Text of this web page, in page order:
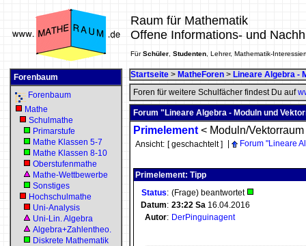
Raum für Mathematik
Offene Informations- und
FürSchüler Studenten , Lehrer, Mathematik-
Forenbaum
Forenbaum
Mathe
Schulmathe
Primarstufe
Mathe Klassen 5-7
Mathe Klassen 8-10
Oberstufenmathe
Mathe-Wettbewerbe
Sonstiges
Hochschulmathe
Uni-Analysis
Uni-Lin. Algebra
Algebra+Zahlentheo.
Diskrete Mathematik
Startseite > MatheForen > Lineare Algebra -
Foren für weitere Schulfächer findest Du auf
Forum "Lineare Algebra - Moduln und
Primelement < Moduln/Vektorraum
Ansicht: [ geschachtelt ] Forum "Lineare
Primelement: Tipp
Status: (Frage) beantwortet
Datum: 23:22 Sa 16.04.2016
Autor: DerPinguinagent